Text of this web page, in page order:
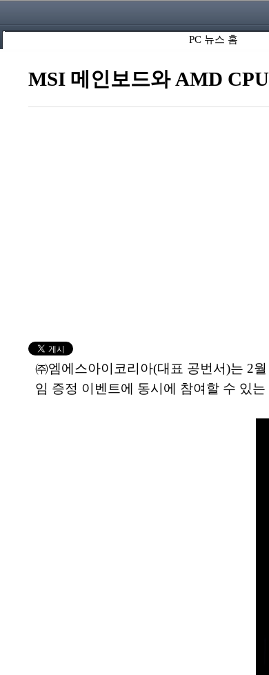
PC 뉴스 홈
MSI 메인보드와 AMD CPU
㈜엠에스아이코리아(대표 공번서)는 2
임 증정 이벤트에 동시에 참여할 수 있